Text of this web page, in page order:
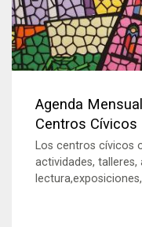
Agenda
Centros Cívicos
Los centros cívicos
actividades,